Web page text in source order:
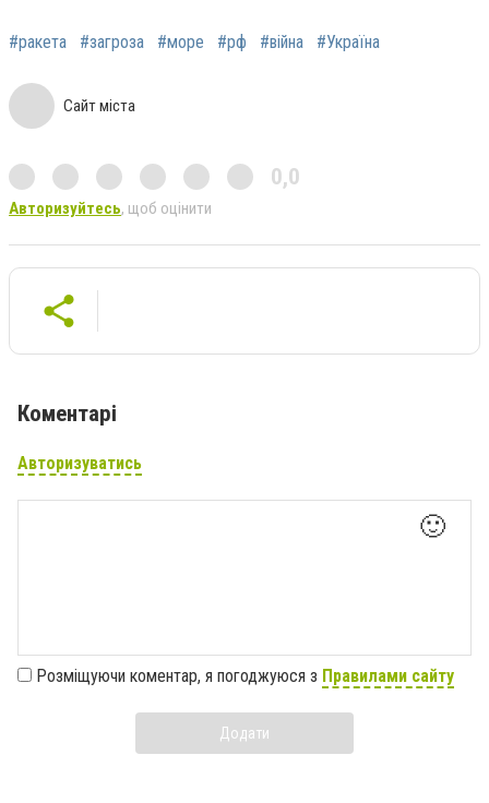
#ракета #загроза #море #рф #війна #Україна
Сайт міста
0,0
Авторизуйтесь, щоб оцінити
Коментарі
Авторизуватись
🙂
Розміщуючи коментар, я погоджуюся з Правилами сайту
Додати